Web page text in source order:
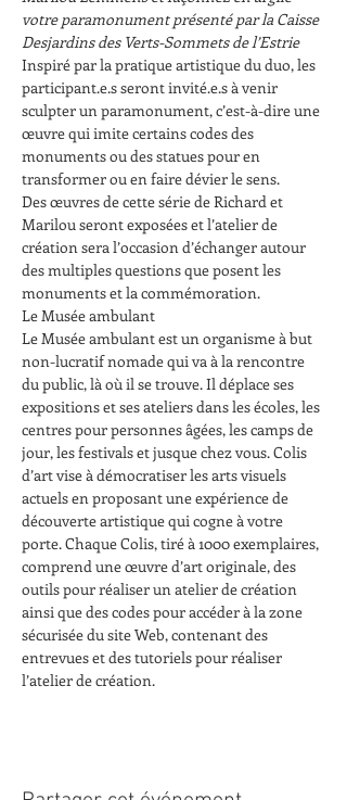
votre paramonument présenté par la Caisse
Desjardins des Verts-Sommets de l’Estrie
Inspiré par la pratique artistique du duo, les
participant.e.s seront invité.e.s à venir
sculpter un paramonument, c’est-à-dire une
œuvre qui imite certains codes des
monuments ou des statues pour en
transformer ou en faire dévier le sens.
Des œuvres de cette série de Richard et
Marilou seront exposées et l’atelier de
création sera l’occasion d’échanger autour
des multiples questions que posent les
monuments et la commémoration.
Le Musée ambulant
Le Musée ambulant est un organisme à but
non-lucratif nomade qui va à la rencontre
du public, là où il se trouve. Il déplace ses
expositions et ses ateliers dans les écoles, les
centres pour personnes âgées, les camps de
jour, les festivals et jusque chez vous. Colis
d’art vise à démocratiser les arts visuels
actuels en proposant une expérience de
découverte artistique qui cogne à votre
porte. Chaque Colis, tiré à 1000 exemplaires,
comprend une œuvre d’art originale, des
outils pour réaliser un atelier de création
ainsi que des codes pour accéder à la zone
sécurisée du site Web, contenant des
entrevues et des tutoriels pour réaliser
l’atelier de création.